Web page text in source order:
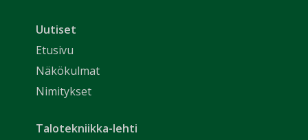
Uutiset
Etusivu
Näkökulmat
Nimitykset
Talotekniikka-lehti